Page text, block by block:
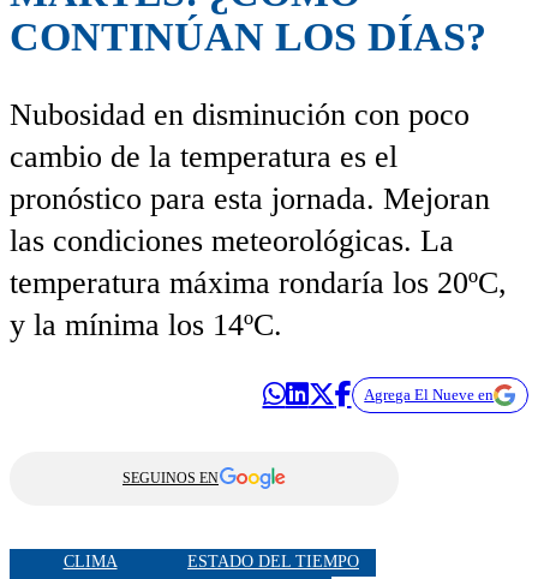
CONTINÚAN LOS DÍAS?
Nubosidad en disminución con poco
cambio de la temperatura es el
pronóstico para esta jornada. Mejoran
las condiciones meteorológicas. La
temperatura máxima rondaría los 20ºC,
y la mínima los 14ºC.
Agrega El Nueve en
SEGUINOS EN
CLIMA
ESTADO DEL TIEMPO